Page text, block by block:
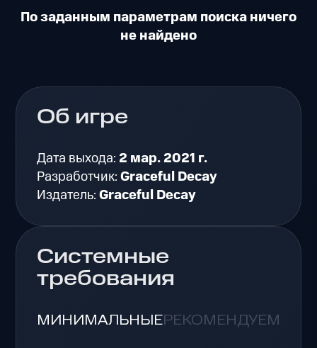
По заданным параметрам поиска ничего
не найдено
Об игре
Дата выхода: 2 мар. 2021 г.
Разработчик:Graceful Decay
Издатель:Graceful Decay
Системные
требования
МИНИМАЛЬНЫЕРЕКОМЕНДУЕМЫЕ